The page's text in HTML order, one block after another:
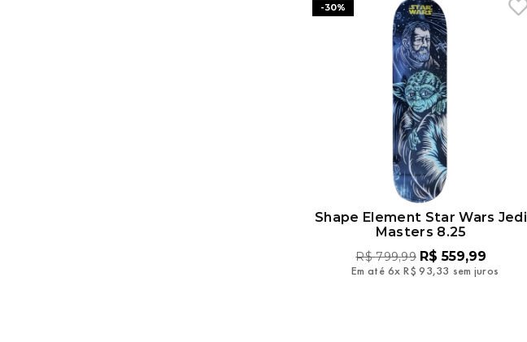
-30%
Shape Element Star Wars Jedi
Masters 8.25
R$ 799,99 R$ 559,99
Em até 6x R$ 93,33 sem juros